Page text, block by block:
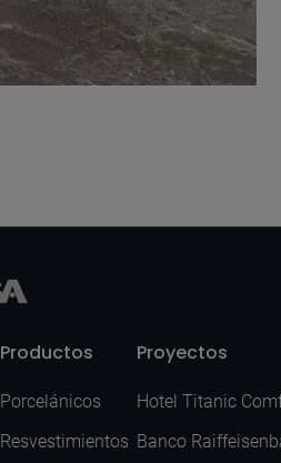
Productos
Porcelánicos
Resvestimientos
Proyectos
Hotel Titanic
Banco